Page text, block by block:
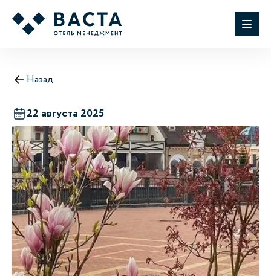
Назад
22 августа 2025